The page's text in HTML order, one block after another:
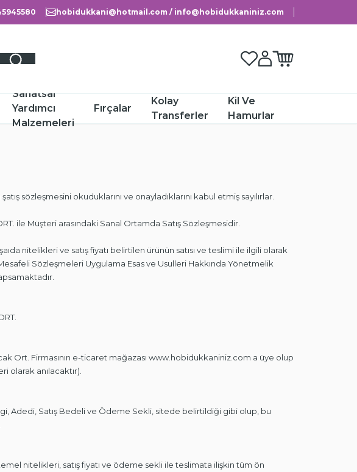
hobidukkani@hotmail.com / info@hobidukkaniniz.com
Favorilerim
Hesabım
Sepetim
Sanatsal
Yardımcı
Malzemeleri
Fırçalar
Kolay
Transferler
Kil Ve
Hamurlar
sözleşmesini okuduklarını ve onayladıklarını kabul etmiş sayılırlar.
ile Müşteri arasındaki Sanal Ortamda Satış Sözleşmesidir.
nitelikleri ve satış fiyatı belirtilen ürünün satısı ve teslimi ile ilgili olarak
Sözleşmeleri Uygulama Esas ve Usulleri Hakkında Yönetmelik
Ort. Firmasının e-ticaret mağazası www.hobidukkaniniz.com a üye olup
olarak anılacaktır).
Adedi, Satış Bedeli ve Ödeme Sekli, sitede belirtildiği gibi olup, bu
nitelikleri, satış fiyatı ve ödeme sekli ile teslimata ilişkin tüm ön